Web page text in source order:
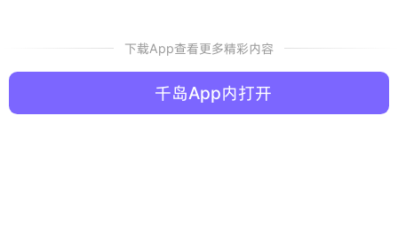
下载App查看更多精彩内容
千岛App内打开